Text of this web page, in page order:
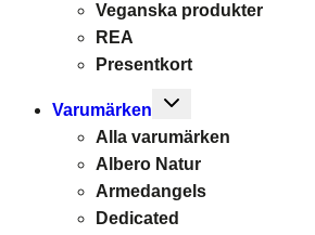
Veganska produkter
REA
Presentkort
Varumärken
Toggle
menu
Alla varumärken
Albero Natur
Armedangels
Dedicated